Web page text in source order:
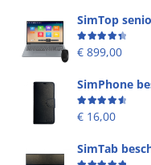
SimTop
Beoordeling
€ 899,00
SimPhone
Beoordeling
€ 16,00
SimTab